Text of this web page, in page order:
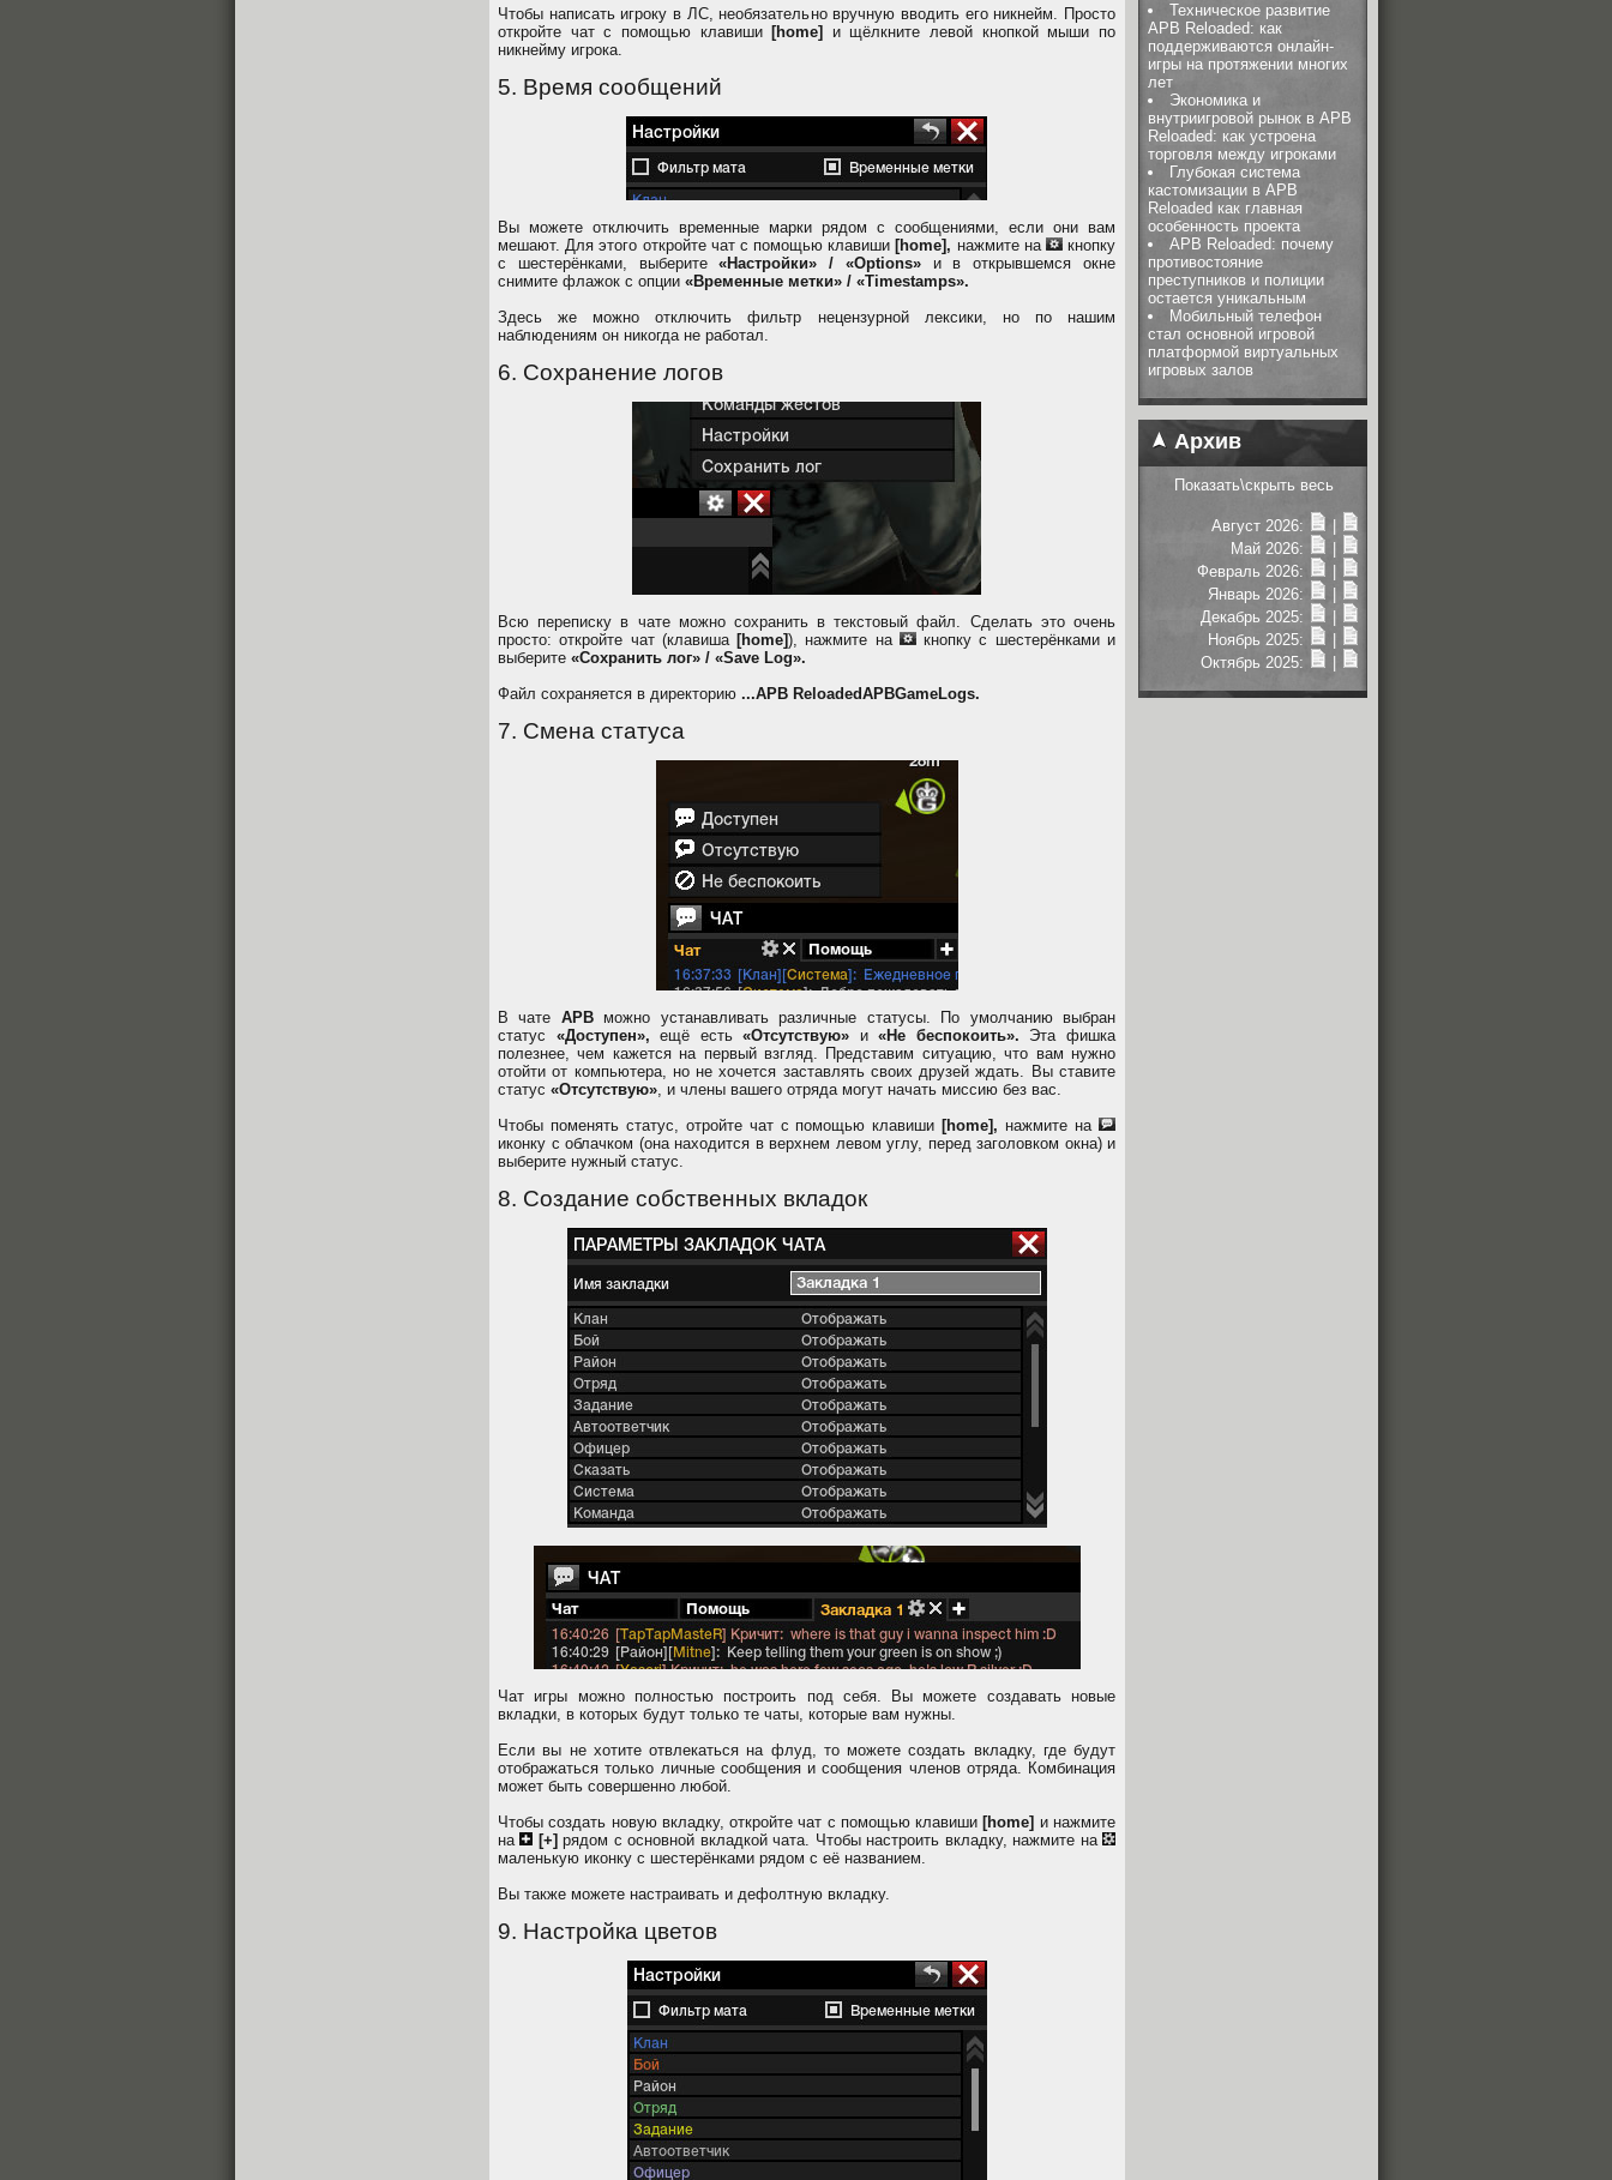
Чтобы написать игроку в ЛС, необязательно вручную вводить его никнейм. Просто
откройте чат с помощью клавиши [home]
и щёлкните левой кнопкой мыши по
никнейму игрока.
5. Время сообщений
Вы можете отключить временные марки рядом с сообщениями, если они вам
мешают. Для этого откройте чат с помощью клавиши [home], нажмите на
кнопку
с шестерёнками, выберите«Настройки» / «Options»и в открывшемся окне
снимите флажок с опции «Временные метки» / «Timestamps».
Здесь же можно отключить фильтр нецензурной лексики, но по нашим
наблюдениям он никогда не работал.
6. Сохранение логов
Всю переписку в чате можно сохранить в текстовый файл. Сделать это очень
просто: откройте чат (клавиша [home]), нажмите на
кнопку с шестерёнками и
выберите «Сохранить лог» / «Save Log».
Файл сохраняется в директорию ...APB ReloadedAPBGameLogs.
7. Смена статуса
В чате APBможно устанавливать различные статусы. По умолчанию выбран
статус «Доступен», ещё есть«Отсутствую» и«Не беспокоить». Эта фишка
полезнее, чем кажется на первый взгляд. Представим ситуацию, что вам нужно
отойти от компьютера, но не хочется заставлять своих друзей ждать. Вы ставите
статус «Отсутствую», и члены вашего отряда могут начать миссию без вас.
Чтобы поменять статус, отройте чат с помощью клавиши [home], нажмите на
иконку с облачком (она находится в верхнем левом углу, перед заголовком окна) и
выберите нужный статус.
8. Создание собственных вкладок
Чат игры можно полностью построить под себя. Вы можете создавать новые
вкладки, в которых будут только те чаты, которые вам нужны.
Если вы не хотите отвлекаться на флуд, то можете создать вкладку, где будут
отображаться только личные сообщения и сообщения членов отряда. Комбинация
может быть совершенно любой.
Чтобы создать новую вкладку, откройте чат с помощью клавиши [home] и нажмите
на
[+] рядом с основной вкладкой чата. Чтобы настроить вкладку, нажмите на
маленькую иконку с шестерёнками рядом с её названием.
Вы также можете настраивать и дефолтную вкладку.
9. Настройка цветов
Техническое развитие
APB Reloaded: как
поддерживаются онлайн-
игры на протяжении многих
лет
Экономика и
внутриигровой рынок в APB
Reloaded: как устроена
торговля между игроками
Глубокая система
кастомизации в APB
Reloaded как главная
особенность проекта
APB Reloaded: почему
противостояние
преступников и полиции
остается уникальным
Мобильный телефон
стал основной игровой
платформой виртуальных
игровых залов
Архив
Показать\скрыть весь
Август 2026:
Май 2026:
Февраль 2026:
Январь 2026:
Декабрь 2025:
Ноябрь 2025:
Октябрь 2025: